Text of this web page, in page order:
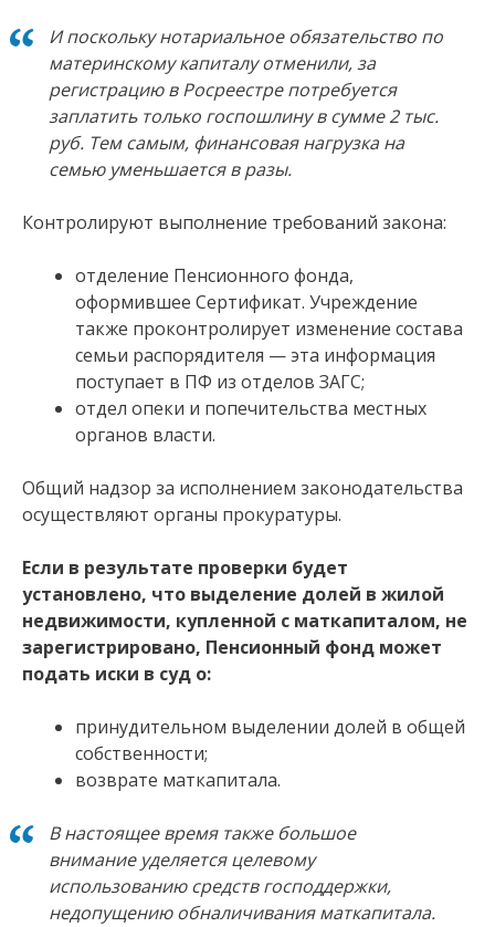
И поскольку нотариальное обязательство по
материнскому капиталу отменили, за
регистрацию в Росреестре потребуется
заплатить только госпошлину в сумме 2 тыс.
руб. Тем самым, финансовая нагрузка на
семью уменьшается в разы.
Контролируют выполнение требований закона:
отделение Пенсионного фонда,
оформившее Сертификат. Учреждение
также проконтролирует изменение состава
семьи распорядителя — эта информация
поступает в ПФ из отделов ЗАГС;
отдел опеки и попечительства местных
органов власти.
Общий надзор за исполнением законодательства
осуществляют органы прокуратуры.
Если в результате проверки будет
установлено, что выделение долей в жилой
недвижимости, купленной с маткапиталом, не
зарегистрировано, Пенсионный фонд может
подать иски в суд о:
принудительном выделении долей в общей
собственности;
возврате маткапитала.
В настоящее время также большое
внимание уделяется целевому
использованию средств господдержки,
недопущению обналичивания маткапитала.